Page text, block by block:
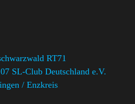
RT71
SL-Club Deutschland e.V.
/ Enzkreis